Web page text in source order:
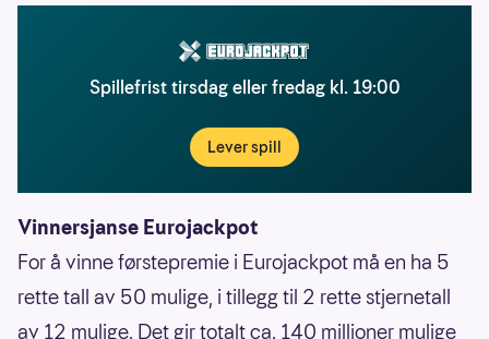
Spillefrist tirsdag eller fredag kl. 19:00
Lever spill
Vinnersjanse Eurojackpot
For å vinne førstepremie i Eurojackpot må en ha 5
rette tall av 50 mulige, i tillegg til 2 rette stjernetall
av 12 mulige. Det gir totalt ca. 140 millioner mulige